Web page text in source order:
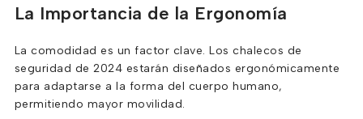
La Importancia de la Ergonomía
La comodidad es un factor clave. Los chalecos de
seguridad de 2024 estarán diseñados ergonómicamente
para adaptarse a la forma del cuerpo humano,
permitiendo mayor movilidad.